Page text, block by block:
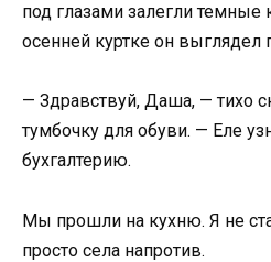
под глазами залегли темные
осенней куртке он выглядел
— Здравствуй, Даша, — тихо
тумбочку для обуви. — Еле
бухгалтерию.
Мы прошли на кухню. Я не
просто села напротив.